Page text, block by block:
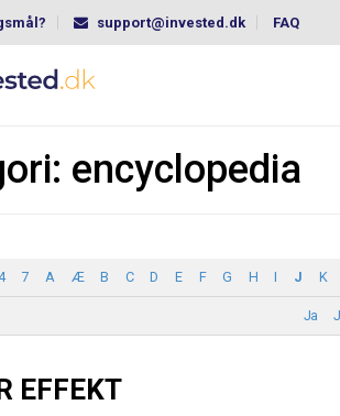
support@invested.dk FAQ
encyclopedia
4 7 A Æ B C D E F G H I J K
Ja
EFFEKT